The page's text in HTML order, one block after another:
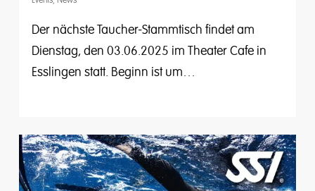
Der nächste Taucher-Stammtisch findet am
Dienstag, den 03.06.2025 im Theater Cafe in
Esslingen statt. Beginn ist um…